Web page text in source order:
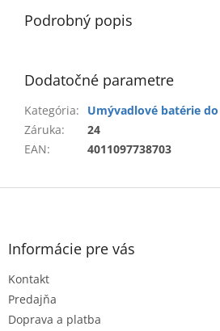
Podrobný popis
Dodatočné parametre
Kategória:
Umývadlové batérie
Záruka:
24
EAN: 4011097738703
Z
Informácie pre vás
Kontakt
Predajňa
Doprava a platba